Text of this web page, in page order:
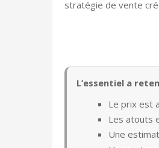
stratégie de vente
L’essentiel a
Le prix est
Les atouts
Une